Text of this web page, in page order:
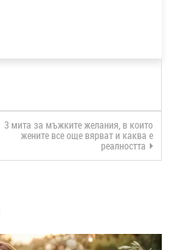
3 мита за мъжките желания, в които
жените все още вярват и каква е
реалността